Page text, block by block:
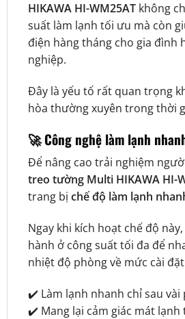
HIKAWA HI-WM25ATkhông
suất làm lạnh tối ưu mà còn
điện hàng tháng cho gia đình
nghiệp.
Đây là yếu tố rất quan trọng
hòa thường xuyên trong thời
🚀 Công nghệ làm lạnh
Để nâng cao trải nghiệm
treo tường Multi HIKAWA HI-
trang bị chế độ làm lạnh
Ngay khi kích hoạt chế độ
hành ở công suất tối đa để
nhiệt độ phòng về mức cài
✔️ Làm lạnh nhanh chỉ sau vài
✔️ Mang lại cảm giác mát lạnh